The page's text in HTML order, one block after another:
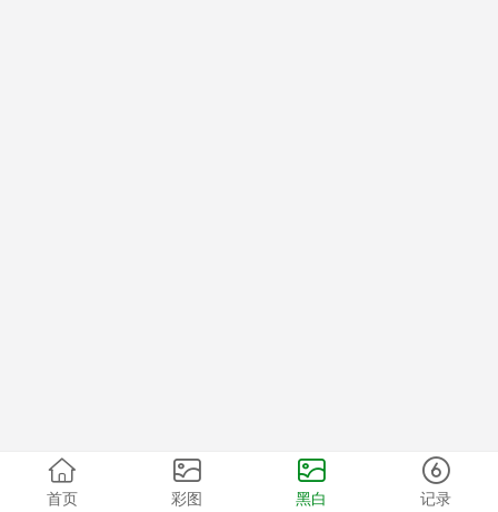
首页 彩图 黑白 记录